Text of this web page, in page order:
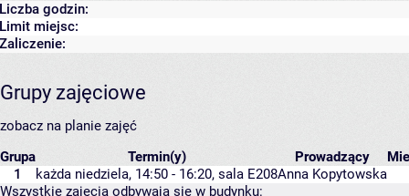
Liczba godzin:
Limit miejsc:
Zaliczenie:
Grupy zajęciowe
zobacz na planie zajęć
Grupa
Termin(y) Prowadzący
1
każda niedziela, 14:50 - 16:20, sala E208Anna Kopytowska
Wszystkie zajęcia odbywają się w budynku: